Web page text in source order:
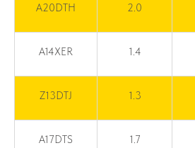
A20DTH 2.0
A14XER 1.4
Z13DTJ 1.3
A17DTS 1.7